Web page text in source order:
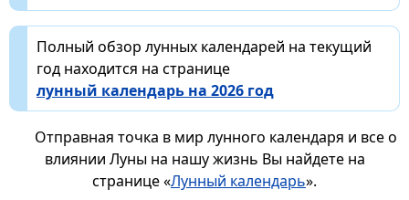
Полный обзор лунных календарей на текущий
год находится на странице
лунный календарь на 2026 год
Отправная точка в мир лунного календаря и все о
влиянии Луны на нашу жизнь Вы найдете на
странице «Лунный календарь».